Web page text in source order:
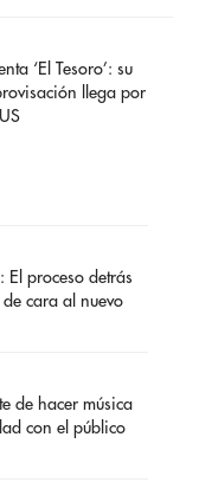
‘El Tesoro’: su
llega por
El proceso detrás
cara al nuevo
de hacer música
con el público